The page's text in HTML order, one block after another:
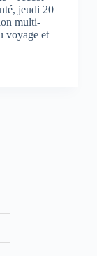
jeudi 20
multi-
voyage et